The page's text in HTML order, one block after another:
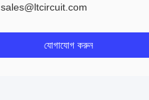
sales@ltcircuit.com
যোগাযোগ করুন